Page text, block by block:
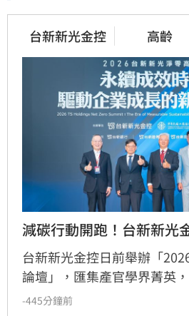
台新新光金控 高齡
減碳行動開跑！台新新光
台新新光金控日前舉辦「
論壇」，匯集產官學界菁英
策、碳定價制度及企業轉型
-445分鐘前